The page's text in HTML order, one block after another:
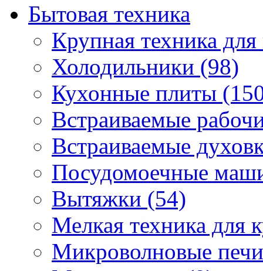
Бытовая техника
Крупная техника
Холодильники (98)
Кухонные плиты
Встраиваемые
Встраиваемые
Посудомоечные
Вытяжки (54)
Мелкая техника для
Микроволновые